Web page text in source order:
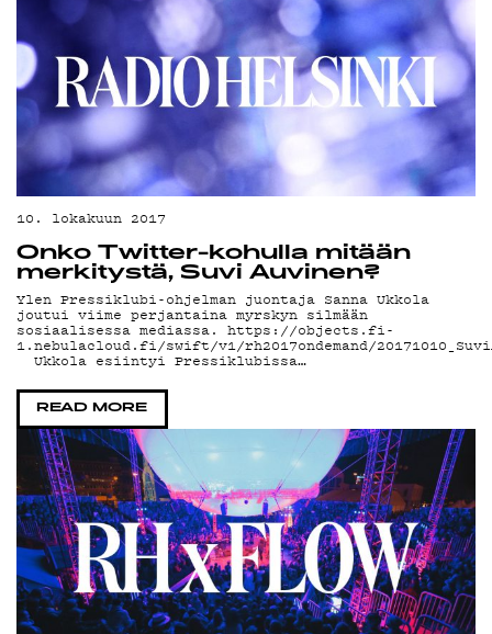
10. lokakuun 2017
Onko Twitter-kohulla mitään
merkitystä, Suvi Auvinen?
Ylen Pressiklubi-ohjelman juontaja Sanna Ukkola
joutui viime perjantaina myrskyn silmään
sosiaalisessa mediassa. https://objects.fi-
1.nebulacloud.fi/swift/v1/rh2017ondemand/
Ukkola esiintyi Pressiklubissa…
READ MORE